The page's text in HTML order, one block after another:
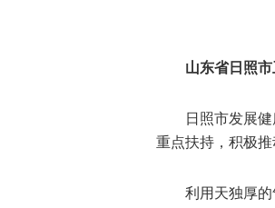
山东省日照市
日照市发展
重点扶持，积极推
利用天独厚